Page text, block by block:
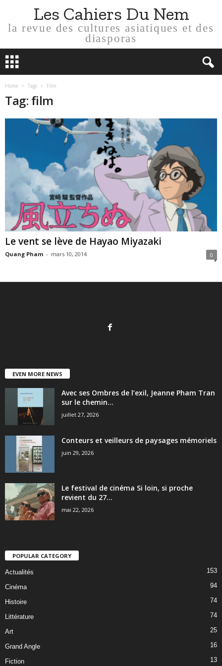
Les Cahiers Du Nem
la revue des cultures asiatiques et des
diasporas
Home Tags Film
Tag: film
Le vent se lève de Hayao Miyazaki
Quang Pham - mars 10, 2014 0
EVEN MORE NEWS
Avec ses Ombres de l’exil, Jeanne Pham Tran
sur le chemin...
juillet 27, 2026
Conteurs et veilleurs de paysages mémoriels
juin 29, 2026
Le festival de cinéma Si loin, si proche
revient du 27...
mai 22, 2026
POPULAR CATEGORY
Actualités 153
Cinéma 94
Histoire 74
Littérature 74
Art 25
Grand Angle 16
Fiction 13